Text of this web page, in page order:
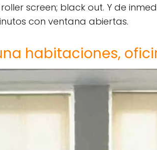
screen; black out. Y de
con ventana abiertas.
habitaciones,